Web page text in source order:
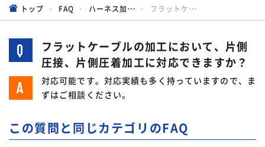
トップ FAQ ハーネス加工について フラットケーブルの加工において、片側圧接、片側圧着加工に対応できますか？
フラットケーブルの加工において、片側
圧接、片側圧着加工に対応できますか？
対応可能です。対応実績も多く持っていますので、ま
ずはご相談ください。
この質問と同じカテゴリのFAQ